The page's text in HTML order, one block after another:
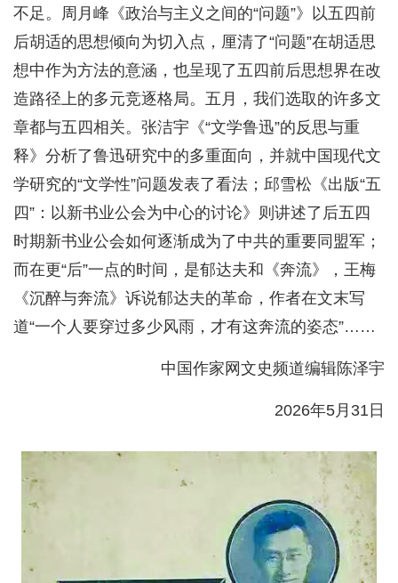
不足。周月峰《政治与主义之间的“问题”》以五四前
后胡适的思想倾向为切入点，厘清了“问题”在胡适思
想中作为方法的意涵，也呈现了五四前后思想界在改
造路径上的多元竞逐格局。五月，我们选取的许多文
章都与五四相关。张洁宇《“文学鲁迅”的反思与重
释》分析了鲁迅研究中的多重面向，并就中国现代文
学研究的“文学性”问题发表了看法；邱雪松《出版“五
四”：以新书业公会为中心的讨论》则讲述了后五四
时期新书业公会如何逐渐成为了中共的重要同盟军；
而在更“后”一点的时间，是郁达夫和《奔流》，王梅
《沉醉与奔流》诉说郁达夫的革命，作者在文末写
道“一个人要穿过多少风雨，才有这奔流的姿态”……
中国作家网文史频道编辑陈泽宇
2026年5月31日